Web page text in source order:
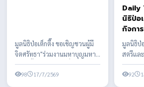
มูลนิธิป่อเต็กตึ๊ง ขอเชิญชวนผู้มี
จิตศรัทธา"ร่วมงานมหาบุญมหา
กุศลครั้งใหญ่แห่งปี เนื่องในงาน
ประเพณีทิ้...
98 17/7/2569
Daily
นิธิป่อ
กิจกา
ครอ
ครั้งที่
การป
อาชีพ
โคร
มูลนิธิป่
สตรีแล
นาม
อุปกรณ์ก
92